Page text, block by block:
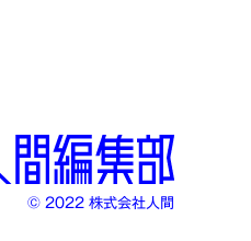
© 2022 株式会社人間